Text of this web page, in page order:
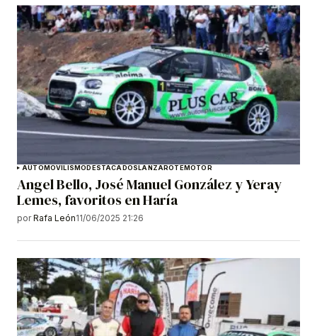
AUTOMOVILISMO DESTACADOS LANZAROTEMOTOR
Angel Bello, José Manuel González y Yeray
Lemes, favoritos en Haría
por Rafa León11/06/2025 21:26